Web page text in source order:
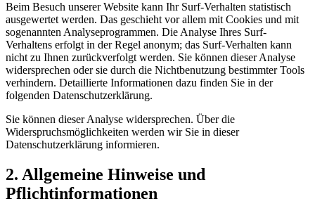
Beim Besuch unserer Website kann Ihr Surf-Verhalten statistisch
ausgewertet werden. Das geschieht vor allem mit Cookies und mit
sogenannten Analyseprogrammen. Die Analyse Ihres Surf-
Verhaltens erfolgt in der Regel anonym; das Surf-Verhalten kann
nicht zu Ihnen zurückverfolgt werden. Sie können dieser Analyse
widersprechen oder sie durch die Nichtbenutzung bestimmter Tools
verhindern. Detaillierte Informationen dazu finden Sie in der
folgenden Datenschutzerklärung.
Sie können dieser Analyse widersprechen. Über die
Widerspruchsmöglichkeiten werden wir Sie in dieser
Datenschutzerklärung informieren.
2. Allgemeine Hinweise und
Pflichtinformationen